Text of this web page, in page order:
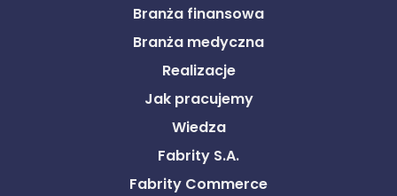
Branża finansowa
Branża medyczna
Realizacje
Jak pracujemy
Wiedza
Fabrity S.A.
Fabrity Commerce